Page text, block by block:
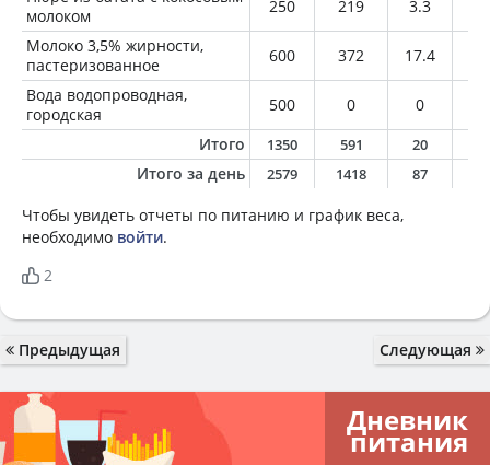
молоком
250 219 3.3
Молоко 3,5% жирности,
пастеризованное
600 372 17.4
Вода водопроводная,
городская
500 0 0
Итого
1350 591 20
Итого за день 2579 1418 87
Чтобы увидеть отчеты по питанию и график веса,
необходимо войти.
2
Предыдущая Следующая
Дневник
питания